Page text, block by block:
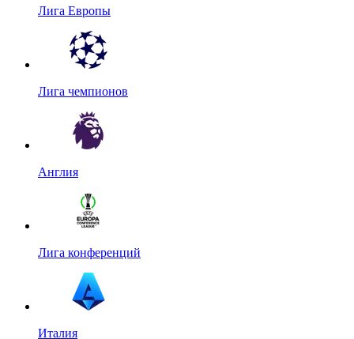
Лига Европы
Лига чемпионов
Англия
Лига конференций
Италия